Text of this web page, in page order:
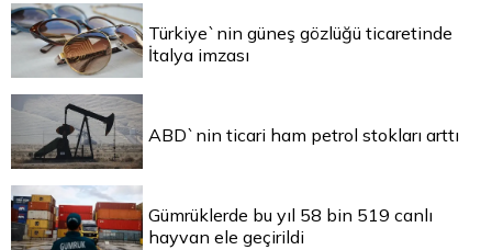
Türkiye`nin güneş gözlüğü ticaretinde
İtalya imzası
ABD`nin ticari ham petrol stokları arttı
Gümrüklerde bu yıl 58 bin 519 canlı
hayvan ele geçirildi